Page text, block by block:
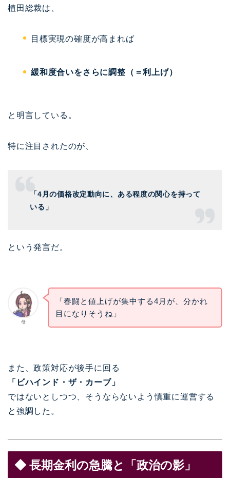
植田総裁は、
目標実現の確度が高まれば
緩和度合いをさらに調整（＝利上げ）
と明言している。
特に注目されたのが、
「4月の価格改定動向に、ある程度の関心を持って
いる」
という発言だ。
母
「春闘と値上げが集中する4月が、分かれ
目になりそうね」
また、政策対応が後手に回る
「ビハインド・ザ・カーブ」
ではないとしつつ、そうならないよう慎重に運営する
と強調した。
◆ 長期金利の急騰と「政治の影」